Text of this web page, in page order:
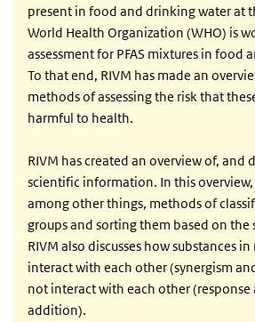
present in food and drinking water at
World Health Organization (WHO) is
assessment for PFAS mixtures in food
To that end, RIVM has made an
methods of assessing the risk that
harmful to health.
RIVM has created an overview of, and
scientific information. In this overview,
among other things, methods of
groups and sorting them based on the
RIVM also discusses how substances
interact with each other (synergism
not interact with each other
addition).